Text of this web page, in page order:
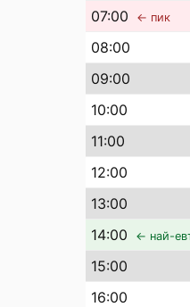
07:00 ← пик
08:00
09:00
10:00
11:00
12:00
13:00
14:00 ← най-
15:00
16:00